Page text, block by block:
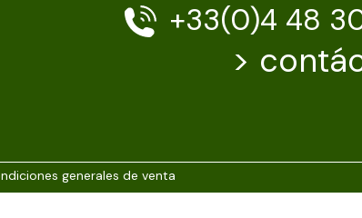
+33(0)4 48
>
generales de venta